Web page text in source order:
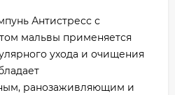
Антистресс с
мальвы применяется
ухода и очищения
ранозаживляющим и